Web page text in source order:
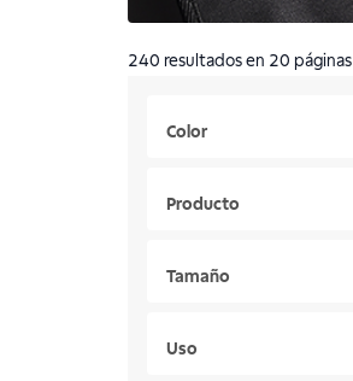
Color
Producto
Tamaño
Uso
240 resultados en 20 páginas